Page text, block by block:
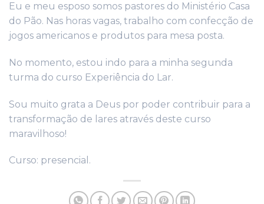
Eu e meu esposo somos pastores do Ministério Casa
do Pão. Nas horas vagas, trabalho com confecção de
jogos americanos e produtos para mesa posta.
No momento, estou indo para a minha segunda
turma do curso Experiência do Lar.
Sou muito grata a Deus por poder contribuir para a
transformação de lares através deste curso
maravilhoso!
Curso: presencial.